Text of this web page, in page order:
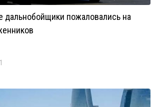
дальнобойщики пожаловались на